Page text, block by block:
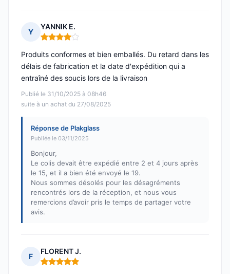
Y
YANNIK E.
Note : 4 sur 5
Publié le 31/10/2025 à 08h46
suite à un achat du 27/08/2025
Produits conformes et bien emballés. Du retard dans les
délais de fabrication et la date d'expédition qui a
entraîné des soucis lors de la livraison
Réponse de Plakglass
Publiée le 03/11/2025
Bonjour,
Le colis devait être expédié entre 2 et 4 jours après
le 15, et il a bien été envoyé le 19.
Nous sommes désolés pour les désagréments
rencontrés lors de la réception, et nous vous
remercions d’avoir pris le temps de partager votre
avis.
F
FLORENT J.
Note : 5 sur 5